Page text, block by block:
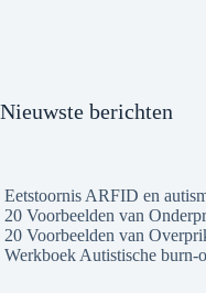
Nieuwste berichten
Eetstoornis ARFID en
20 Voorbeelden van
20 Voorbeelden van
Werkboek Autistische burn-